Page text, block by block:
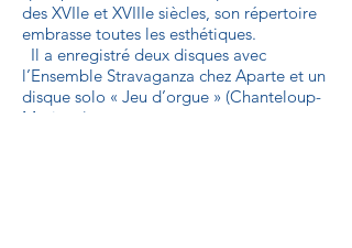
des XVIIe et XVIIIe siècles, son répertoire
embrasse toutes les esthétiques.
Il a enregistré deux disques avec
l’Ensemble Stravaganza chez Aparte et un
disque solo « Jeu d’orgue » (Chanteloup-
Musique).